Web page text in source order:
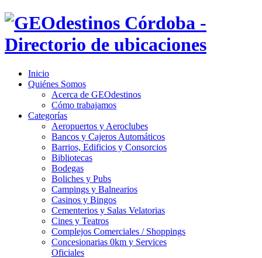
Inicio
Quiénes Somos
Acerca de GEOdestinos
Cómo trabajamos
Categorías
Aeropuertos y Aeroclubes
Bancos y Cajeros Automáticos
Barrios, Edificios y Consorcios
Bibliotecas
Bodegas
Boliches y Pubs
Campings y Balnearios
Casinos y Bingos
Cementerios y Salas Velatorias
Cines y Teatros
Complejos Comerciales / Shoppings
Concesionarias 0km y Services
Oficiales